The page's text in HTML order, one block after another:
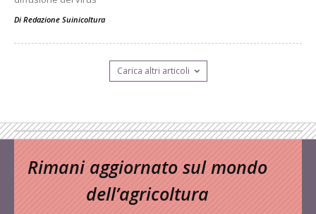
Di Redazione Suinicoltura -
Carica altri articoli
Rimani aggiornato sul mondo
dell’agricoltura